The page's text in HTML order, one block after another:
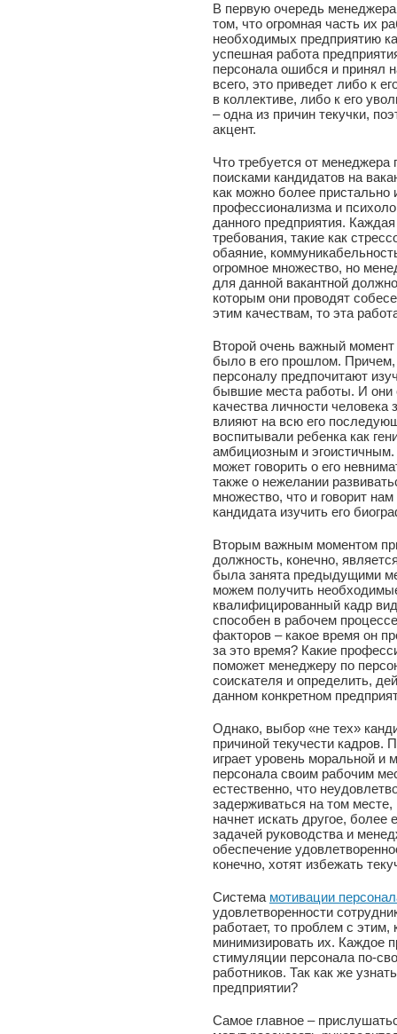
В первую очередь
том, что огромная часть их
необходимых предприятию
успешная работа
персонала ошибся и принял
всего, это приведет либо к
в коллективе, либо к его
– одна из причин текучки,
акцент.
Что требуется от менеджера
поисками кандидатов на
как можно более пристально
профессионализма и
данного предприятия.
требования, такие как
обаяние,
огромное множество, но
для данной вакантной
которым они проводят
этим качествам, то эта
Второй очень важный момент
было в его прошлом.
персоналу предпочитают
бывшие места работы. И они
качества личности
влияют на всю его
воспитывали ребенка как
амбициозным и
может говорить о его
также о нежелании
множество, что и говорит
кандидата изучить его
Вторым важным моментом
должность, конечно,
была занята предыдущими
можем получить
квалифицированный кадр
способен в рабочем
факторов – какое время он
за это время? Какие
поможет менеджеру по
соискателя и определить,
данном конкретном
Однако, выбор «не тех»
причиной текучести
играет уровень моральной и
персонала своим рабочим
естественно, что
задерживаться на том месте,
начнет искать другое,
задачей руководства и
обеспечение
конечно, хотят избежать
Система мотивации
удовлетворенности
работает, то проблем с
минимизировать их. Каждое
стимуляции персонала по-
работников. Так как же
предприятии?
Самое главное –